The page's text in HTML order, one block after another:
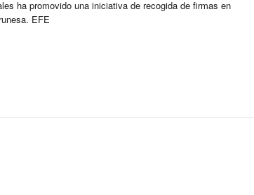
ha promovido una iniciativa de recogida de firmas en
EFE